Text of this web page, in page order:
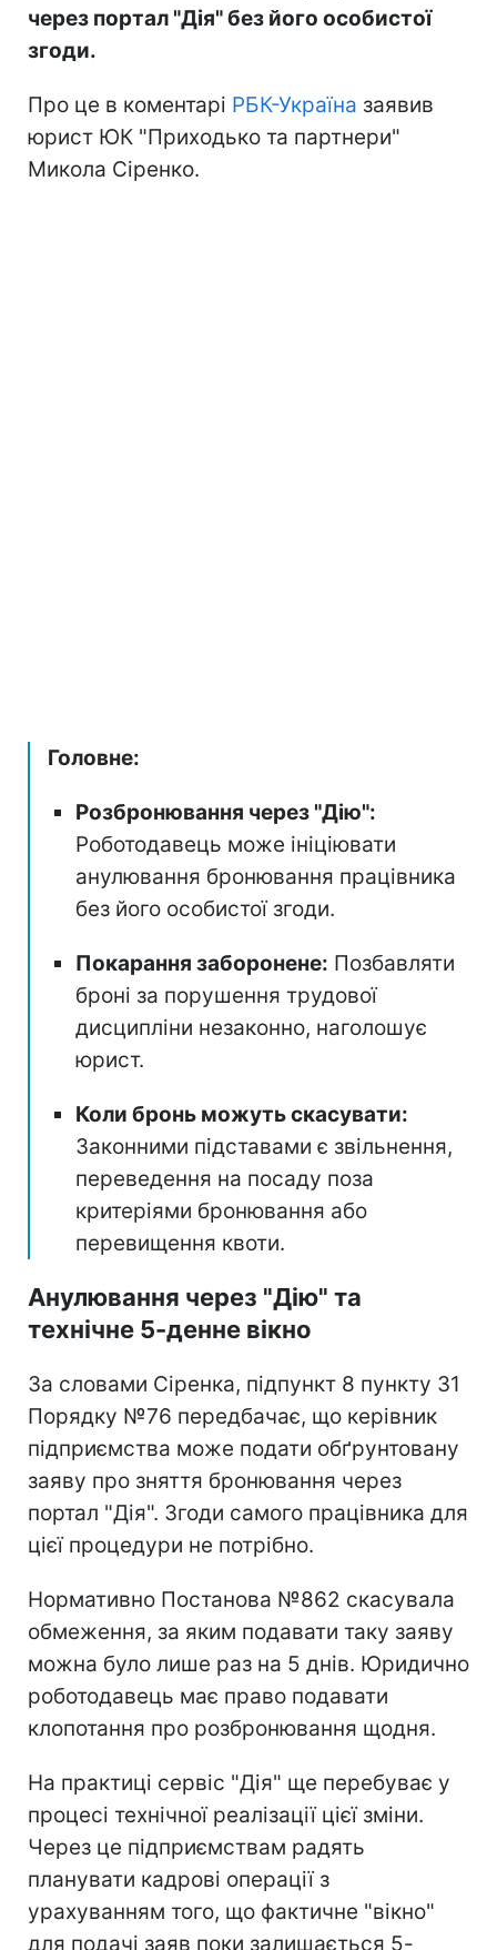
через портал "Дія" без його особистої
згоди.
Про це в коментарі РБК-Україна заявив
юрист ЮК "Приходько та партнери"
Микола Сіренко.
Головне:
Розбронювання через "Дію":
Роботодавець може ініціювати
анулювання бронювання працівника
без його особистої згоди.
Покарання заборонене: Позбавляти
броні за порушення трудової
дисципліни незаконно, наголошує
юрист.
Коли бронь можуть скасувати:
Законними підставами є звільнення,
переведення на посаду поза
критеріями бронювання або
перевищення квоти.
Анулювання через "Дію" та
технічне 5-денне вікно
За словами Сіренка, підпункт 8 пункту 31
Порядку №76 передбачає, що керівник
підприємства може подати обґрунтовану
заяву про зняття бронювання через
портал "Дія". Згоди самого працівника для
цієї процедури не потрібно.
Нормативно Постанова №862 скасувала
обмеження, за яким подавати таку заяву
можна було лише раз на 5 днів. Юридично
роботодавець має право подавати
клопотання про розбронювання щодня.
На практиці сервіс "Дія" ще перебуває у
процесі технічної реалізації цієї зміни.
Через це підприємствам радять
планувати кадрові операції з
урахуванням того, що фактичне "вікно"
для подачі заяв поки залишається 5-